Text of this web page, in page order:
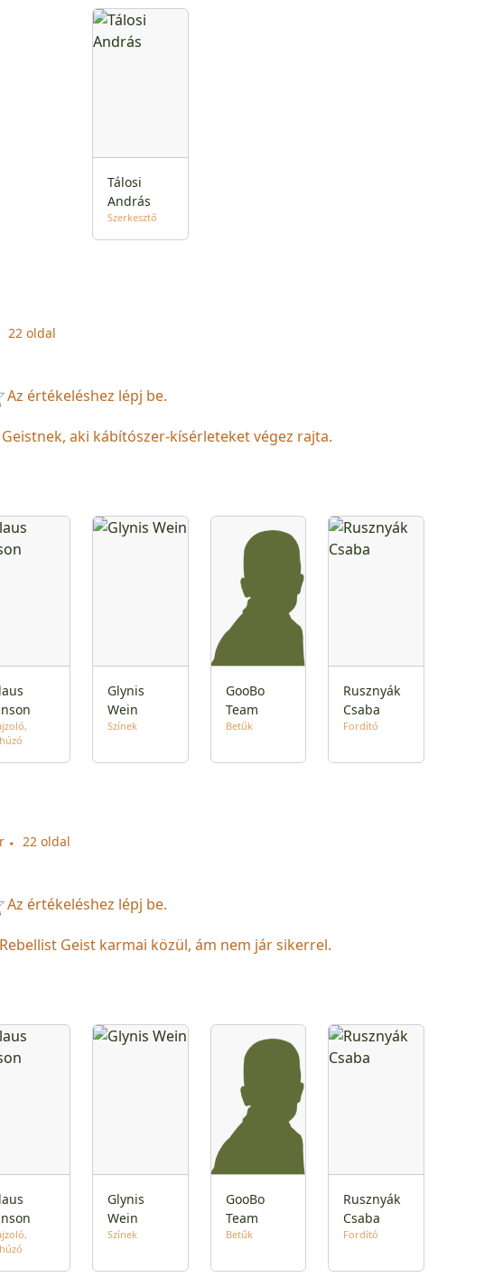
Tálosi
András
Szerkesztő
22 oldal
Az értékeléshez lépj be.
aki kábítószer-kísérleteket végez rajta.
Glynis
Wein
Színek
GooBo
Team
Betűk
Rusznyák
Csaba
Fordító
22 oldal
Az értékeléshez lépj be.
Geist karmai közül, ám nem jár sikerrel.
Glynis
Wein
Színek
GooBo
Team
Betűk
Rusznyák
Csaba
Fordító